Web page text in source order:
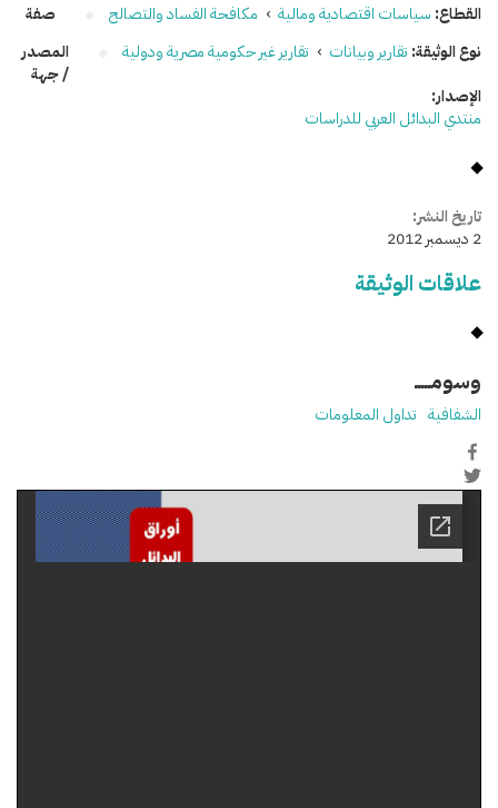
القطاع: سياسات اقتصادية ومالية › مكافحة الفساد والتصالح
نوع الوثيقة: تقارير وبيانات › تقارير غير حكومية مصرية ودولية
صفة
المصدر
/ جهة
الإصدار:
منتدي البدائل العربي للدراسات
تاريخ النشر:
2 ديسمبر 2012
علاقات الوثيقة
وسومـــــ
الشفافية تداول المعلومات